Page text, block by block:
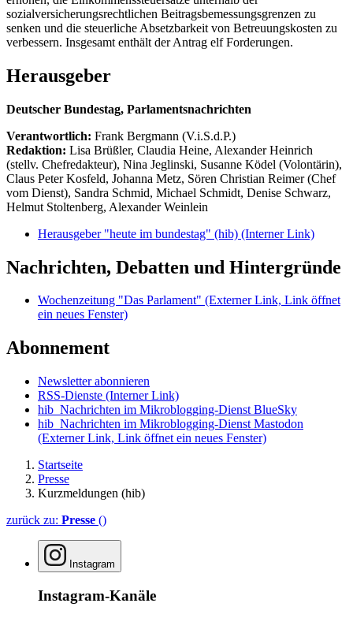
sozialversicherungsrechtlichen Beitragsbemessungsgrenzen zu
senken und die steuerliche Absetzbarkeit von Betreuungskosten zu
verbessern. Insgesamt enthält der Antrag elf Forderungen.
Herausgeber
Deutscher Bundestag, Parlamentsnachrichten
Verantwortlich: Frank Bergmann (V.i.S.d.P.)
Redaktion: Lisa Brüßler, Claudia Heine, Alexander Heinrich
(stellv. Chefredakteur), Nina Jeglinski, Susanne Ködel (Volontärin),
Claus Peter Kosfeld, Johanna Metz, Sören Christian Reimer (Chef
vom Dienst), Sandra Schmid, Michael Schmidt, Denise Schwarz,
Helmut Stoltenberg, Alexander Weinlein
Herausgeber "heute im bundestag" (hib) (Interner Link)
Nachrichten, Debatten und Hintergründe
Wochenzeitung "Das Parlament" (Externer Link, Link öffnet
ein neues Fenster)
Abonnement
Newsletter abonnieren
RSS-Dienste (Interner Link)
hib_Nachrichten im Mikroblogging-Dienst BlueSky
hib_Nachrichten im Mikroblogging-Dienst Mastodon
(Externer Link, Link öffnet ein neues Fenster)
Startseite
Presse
Kurzmeldungen (hib)
zurück zu: Presse ()
Instagram
Instagram-Kanäle